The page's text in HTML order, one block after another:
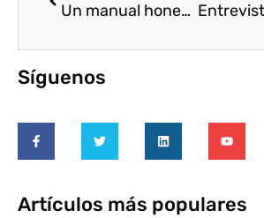
Un manual honesto sobre voluntariado corporativo
Síguenos
Artículos más populares